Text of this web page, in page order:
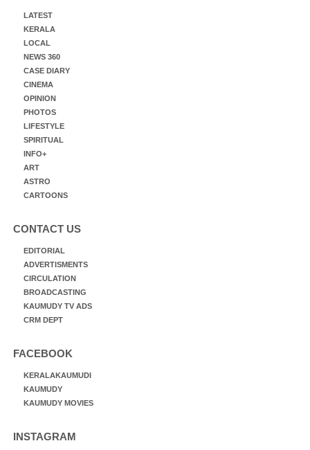
LATEST
KERALA
LOCAL
NEWS 360
CASE DIARY
CINEMA
OPINION
PHOTOS
LIFESTYLE
SPIRITUAL
INFO+
ART
ASTRO
CARTOONS
CONTACT US
EDITORIAL
ADVERTISMENTS
CIRCULATION
BROADCASTING
KAUMUDY TV ADS
CRM DEPT
FACEBOOK
KERALAKAUMUDI
KAUMUDY
KAUMUDY MOVIES
INSTAGRAM